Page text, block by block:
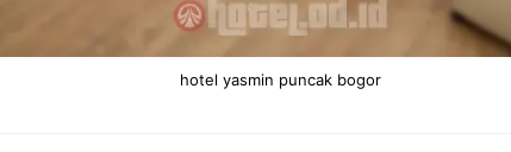
hotel yasmin puncak bogor